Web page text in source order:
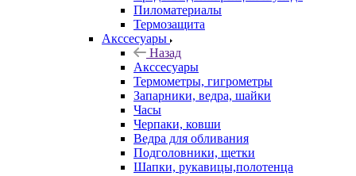
Пиломатериалы
Термозащита
Аксcесуары
Назад
Аксcесуары
Термометры, гигрометры
Запарники, ведра, шайки
Часы
Черпаки, ковши
Ведра для обливания
Подголовники, щетки
Шапки, рукавицы,полотенца